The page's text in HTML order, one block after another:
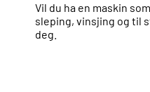
Vil du ha en maskin
sleping, vinsjing og til
deg.